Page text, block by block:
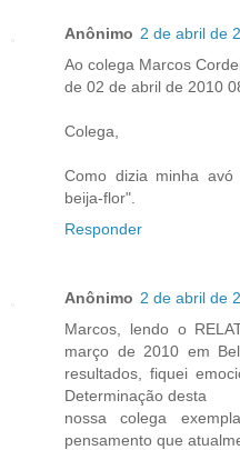
Anônimo 2 de abril de
Ao colega Marcos
de 02 de abril de 2010
Colega,
Como dizia minha
beija-flor".
Responder
Anônimo 2 de abril de
Marcos, lendo o
março de 2010 em
resultados, fiquei
Determinação desta
nossa colega
pensamento que